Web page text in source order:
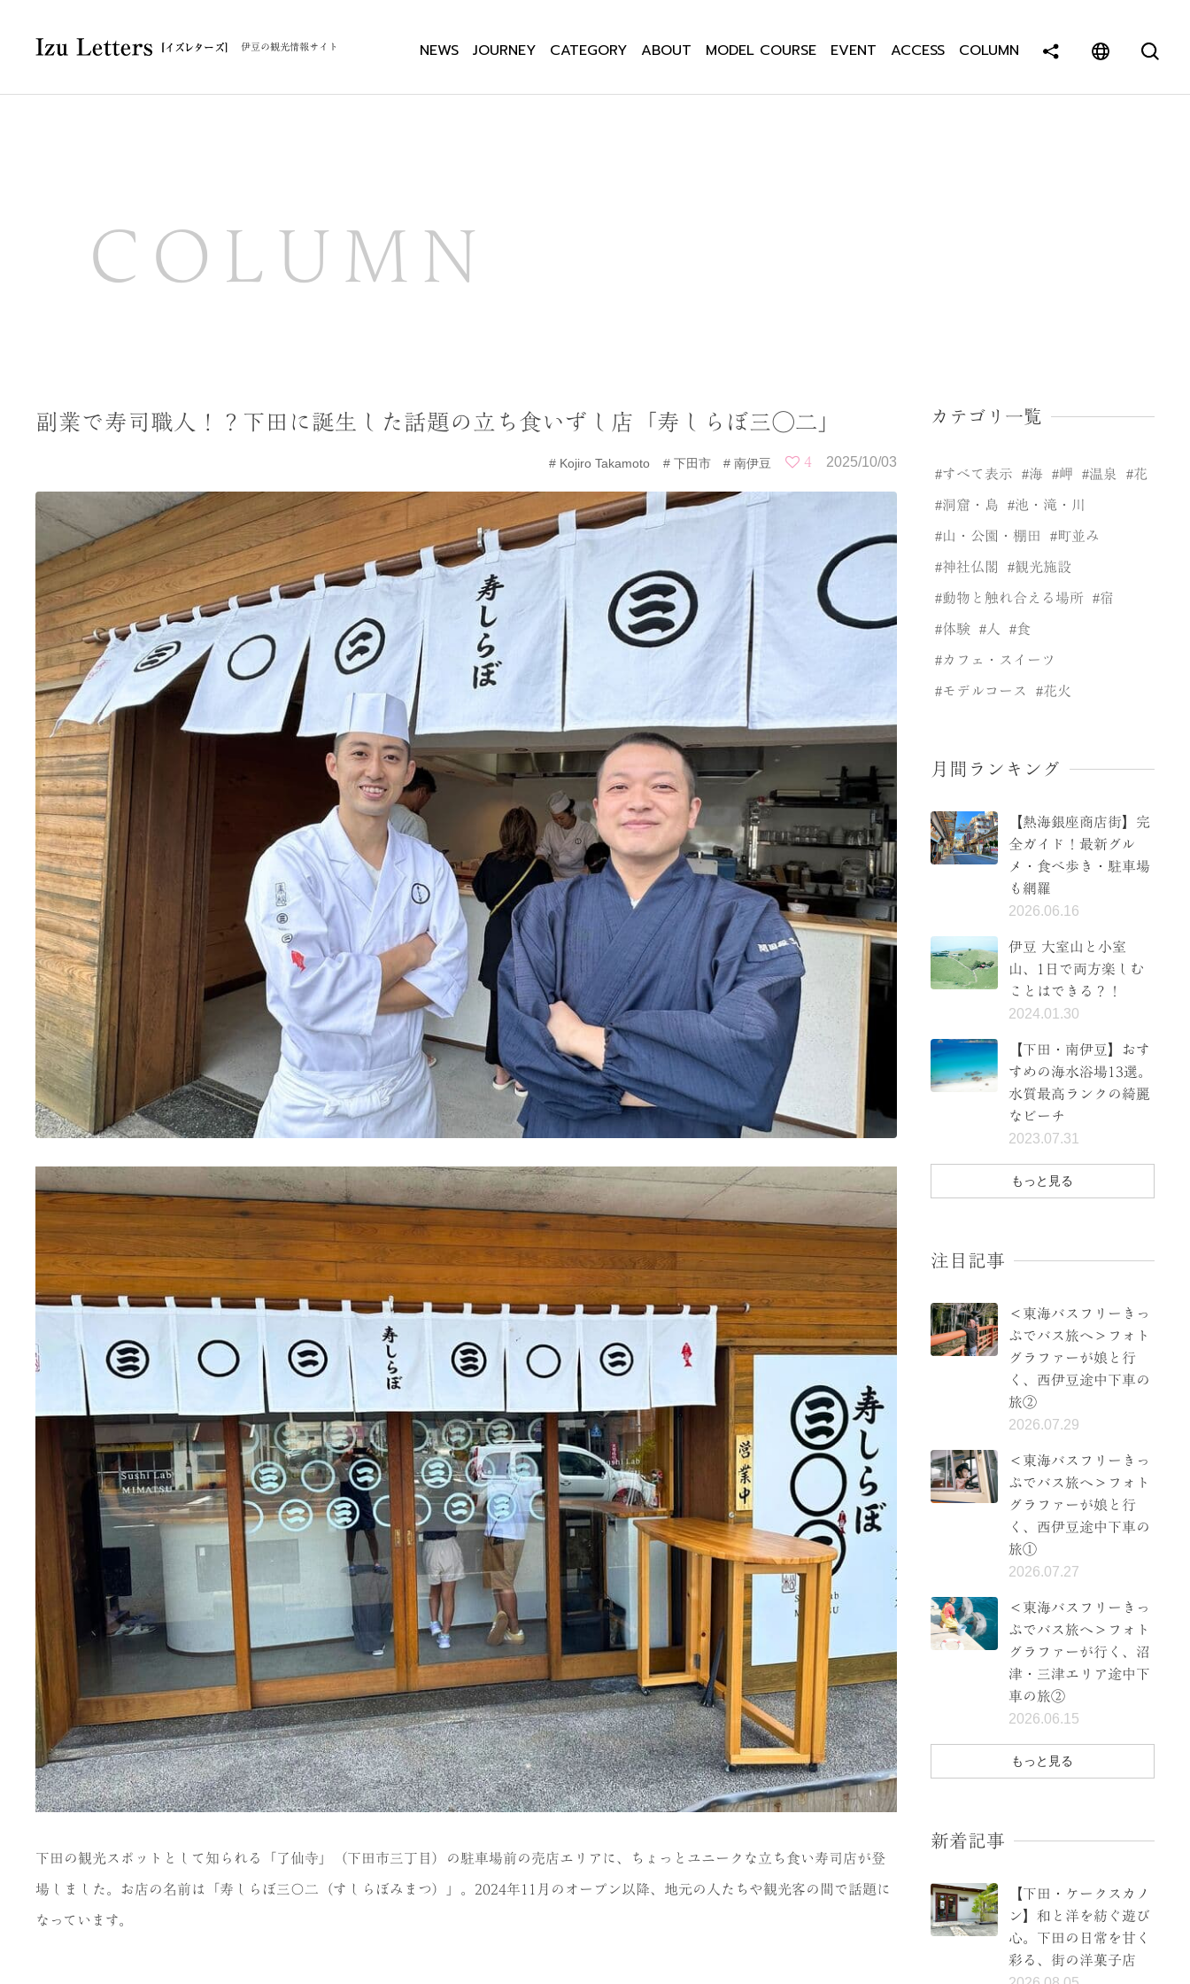
伊豆の観光情報サイト NEWS JOURNEY CATEGORY ABOUT MODEL COURSE EVENT ACCESS COLUMN
COLUMN
副業で寿司職人！？下田に誕生した話題の立ち食いずし店「寿しらぼ三◯二」
2025/10/03
4
Kojiro Takamoto 下田市 南伊豆
下田の観光スポットとして知られる「了仙寺」（下田市三丁目）の駐車場前の売店エリアに、ちょっとユニークな立ち食い寿司店が登
場しました。お店の名前は「寿しらぼ三〇二（すしらぼみまつ）」。2024年11月のオープン以降、地元の人たちや観光客の間で話題に
なっています。
カテゴリ一覧
すべて表示 海 岬 温泉 花
洞窟・島 池・滝・川
山・公園・棚田 町並み
神社仏閣 観光施設
動物と触れ合える場所 宿
体験 人 食
カフェ・スイーツ
モデルコース 花火
月間ランキング
【熱海銀座商店街】完
全ガイド！最新グル
メ・食べ歩き・駐車場
も網羅
2026.06.16
伊豆 大室山と小室
山、1日で両方楽しむ
ことはできる？！
2024.01.30
【下田・南伊豆】おす
すめの海水浴場13選。
水質最高ランクの綺麗
なビーチ
2023.07.31
もっと見る
注目記事
＜東海バスフリーきっ
ぷでバス旅へ＞フォト
グラファーが娘と行
く、西伊豆途中下車の
旅②
2026.07.29
＜東海バスフリーきっ
ぷでバス旅へ＞フォト
グラファーが娘と行
く、西伊豆途中下車の
旅①
2026.07.27
＜東海バスフリーきっ
ぷでバス旅へ＞フォト
グラファーが行く、沼
津・三津エリア途中下
車の旅②
2026.06.15
もっと見る
新着記事
【下田・ケークスカノ
ン】和と洋を紡ぐ遊び
心。下田の日常を甘く
彩る、街の洋菓子店